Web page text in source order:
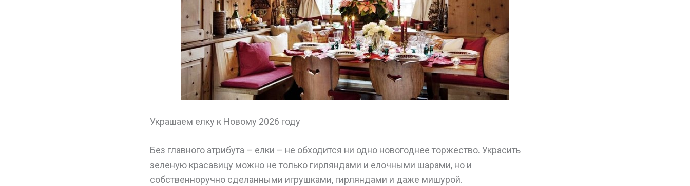
Украшаем елку к Новому 2026 году
Без главного атрибута – елки – не обходится ни одно новогоднее торжество. Украсить
зеленую красавицу можно не только гирляндами и елочными шарами, но и
собственноручно сделанными игрушками, гирляндами и даже мишурой.